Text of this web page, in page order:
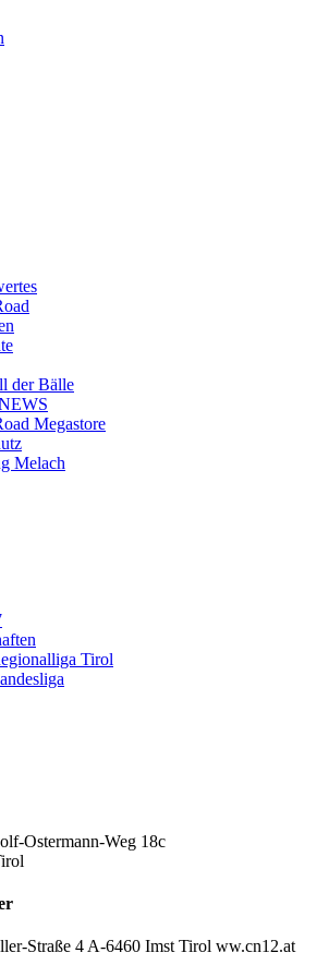
der Bälle
Megastore
Melach
Tirol
Ostermann-Weg 18c
Straße 4 A-6460 Imst Tirol ww.cn12.at